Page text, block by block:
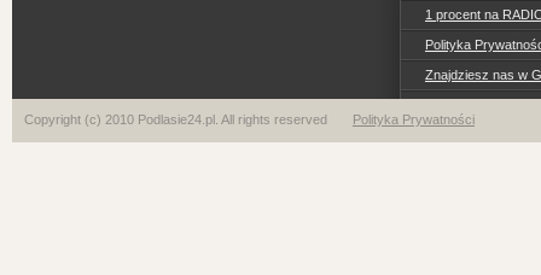
1 procent na
Polityka
Znajdziesz nas w
Copyright (c) 2010 Podlasie24.pl. All rights reserved Polityka Prywatności